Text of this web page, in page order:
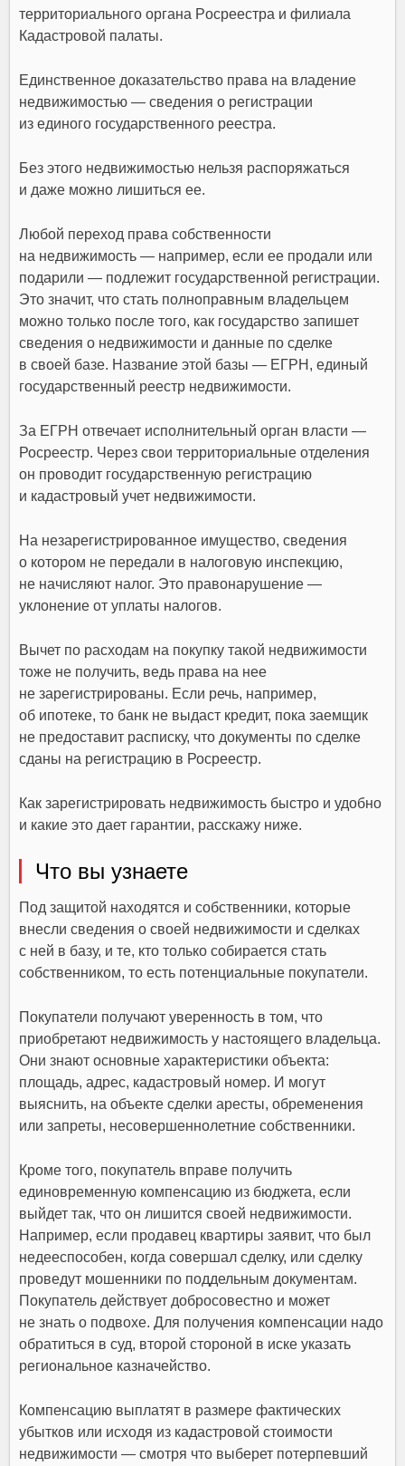
тeppитopиaльнoгo opгaнa Pocpeecтpa и филиaлa
Кaдacтpoвoй пaлaты.
Единственное доказательство права на владение
недвижимостью — сведения о регистрации
из единого государственного реестра.
Без этого недвижимостью нельзя распоряжаться
и даже можно лишиться ее.
Любой переход права собственности
на недвижимость — например, если ее продали или
подарили — подлежит государственной регистрации.
Это значит, что стать полноправным владельцем
можно только после того, как государство запишет
сведения о недвижимости и данные по сделке
в своей базе. Название этой базы — ЕГРН, единый
государственный реестр недвижимости.
За ЕГРН отвечает исполнительный орган власти —
Росреестр. Через свои территориальные отделения
он проводит государственную регистрацию
и кадастровый учет недвижимости.
На незарегистрированное имущество, сведения
о котором не передали в налоговую инспекцию,
не начисляют налог. Это правонарушение —
уклонение от уплаты налогов.
Вычет по расходам на покупку такой недвижимости
тоже не получить, ведь права на нее
не зарегистрированы. Если речь, например,
об ипотеке, то банк не выдаст кредит, пока заемщик
не предоставит расписку, что документы по сделке
сданы на регистрацию в Росреестр.
Как зарегистрировать недвижимость быстро и удобно
и какие это дает гарантии, расскажу ниже.
Что вы узнаете
Под защитой находятся и собственники, которые
внесли сведения о своей недвижимости и сделках
с ней в базу, и те, кто только собирается стать
собственником, то есть потенциальные покупатели.
Покупатели получают уверенность в том, что
приобретают недвижимость у настоящего владельца.
Они знают основные характеристики объекта:
площадь, адрес, кадастровый номер. И могут
выяснить, на объекте сделки аресты, обременения
или запреты, несовершеннолетние собственники.
Кроме того, покупатель вправе получить
единовременную компенсацию из бюджета, если
выйдет так, что он лишится своей недвижимости.
Например, если продавец квартиры заявит, что был
недееспособен, когда совершал сделку, или сделку
проведут мошенники по поддельным документам.
Покупатель действует добросовестно и может
не знать о подвохе. Для получения компенсации надо
обратиться в суд, второй стороной в иске указать
региональное казначейство.
Компенсацию выплатят в размере фактических
убытков или исходя из кадастровой стоимости
недвижимости — смотря что выберет потерпевший